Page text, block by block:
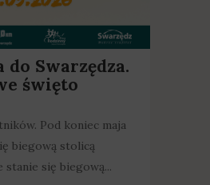
do Swarzędza.
święto
Pod koniec maja
biegową stolicą
się biegową...